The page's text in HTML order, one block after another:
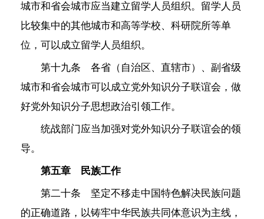
城市和省会城市应当建立留学人员组织。留学人员
比较集中的其他城市和高等学校、科研院所等单
位，可以成立留学人员组织。
第十九条 各省（自治区、直辖市）、副省级
城市和省会城市可以成立党外知识分子联谊会，做
好党外知识分子思想政治引领工作。
统战部门应当加强对党外知识分子联谊会的领
导。
第五章 民族工作
第二十条 坚定不移走中国特色解决民族问题
的正确道路，以铸牢中华民族共同体意识为主线，